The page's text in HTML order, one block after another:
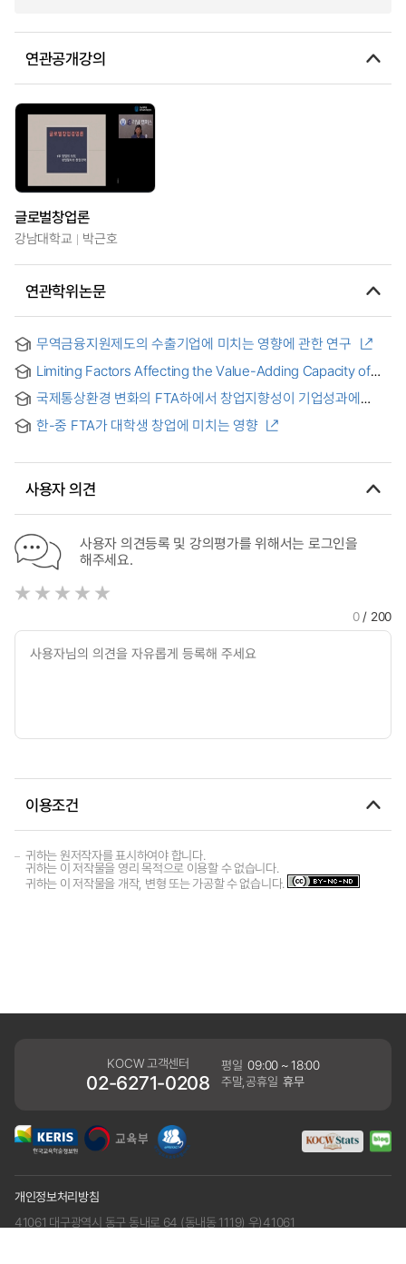
연관공개강의
글로벌창업론
강남대학교 박근호
연관학위논문
무역금융지원제도의 수출기업에 미치는 영향에 관한 연구
Limiting Factors Affecting the Value-Adding Capacity of
기업가들의 가치창출 능력에 영향을 주는 제한요인
국제통상환경 변화의 FTA하에서 창업지향성이 기업성과에
한-중 FTA가 대학생 창업에 미치는 영향
사용자 의견
사용자 의견등록 및 강의평가를 위해서는 로그인을
해주세요.
0/ 200
이용조건
귀하는 원저작자를 표시하여야 합니다.
귀하는 이 저작물을 영리 목적으로 이용할 수 없습니다.
귀하는 이 저작물을 개작, 변형 또는 가공할 수 없습니다.
KOCW 고객센터
02-6271-0208
평일 09:00 ~ 18:00
주말,공휴일 휴무
개인정보처리방침
41061 대구광역시 동구 동내로 64 (동내동 1119) 우)41061